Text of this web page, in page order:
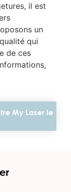
il est
un
qui
de ces
My Laser le